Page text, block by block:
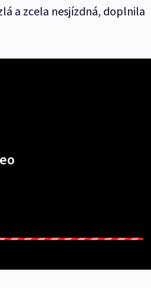
a zcela nesjízdná, doplnila